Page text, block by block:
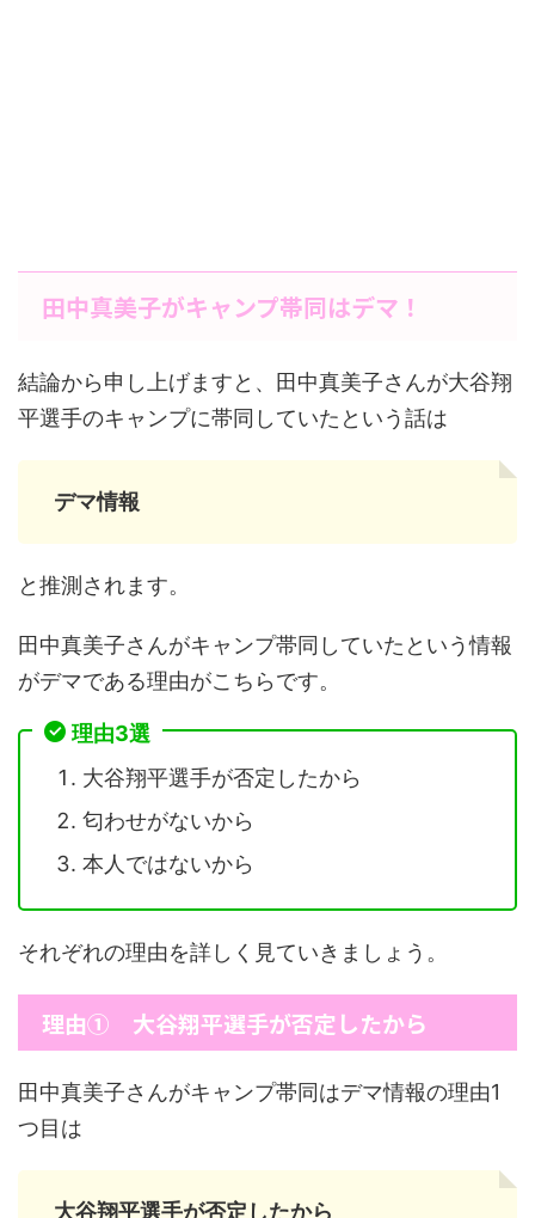
田中真美子がキャンプ帯同はデマ！
結論から申し上げますと、田中真美子さんが大谷翔
平選手のキャンプに帯同していたという話は
デマ情報
と推測されます。
田中真美子さんがキャンプ帯同していたという情報
がデマである理由がこちらです。
理由3選
大谷翔平選手が否定したから
匂わせがないから
本人ではないから
それぞれの理由を詳しく見ていきましょう。
理由① 大谷翔平選手が否定したから
田中真美子さんがキャンプ帯同はデマ情報の理由1
つ目は
大谷翔平選手が否定したから